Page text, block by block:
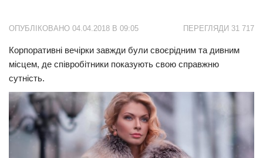
Донбас
Одеса
Схід
Прикарпаття
Економіка
Політика
ПЕРЕГЛЯДИ 31 717
ОПУБЛІКОВАНО 04.04.2018 В 09:05
Корпоративні вечірки завжди були своєрідним та дивним
місцем, де співробітники показують свою справжню
сутність.